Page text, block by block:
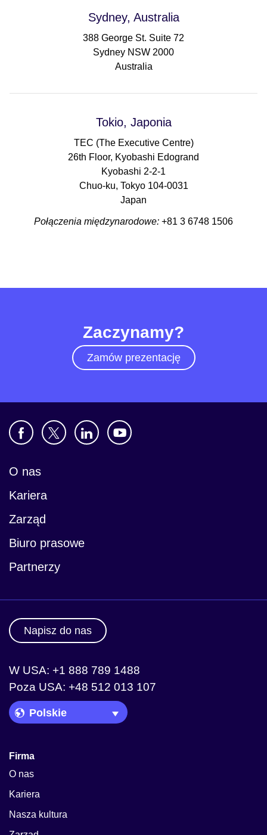
Sydney, Australia
388 George St. Suite 72
Sydney NSW 2000
Australia
Tokio, Japonia
TEC (The Executive Centre)
26th Floor, Kyobashi Edogrand
Kyobashi 2-2-1
Chuo-ku, Tokyo 104-0031
Japan
Połączenia międzynarodowe: +81 3 6748 1506
Zaczynamy?
Zamów prezentację
O nas
Kariera
Zarząd
Biuro prasowe
Partnerzy
Napisz do nas
W USA: +1 888 789 1488
Poza USA: +48 512 013 107
Language Picker
Firma
O nas
Kariera
Nasza kultura